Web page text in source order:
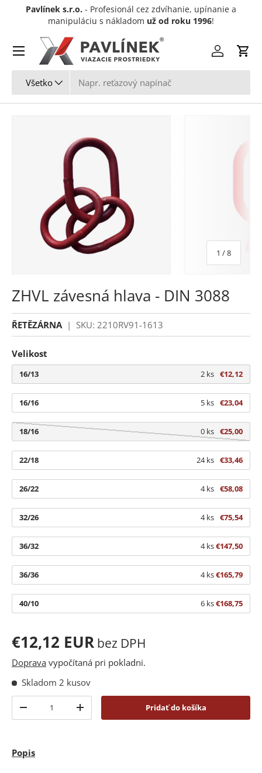
Preskočiť na obsah
Pavlínek s.r.o. - Profesionál cez zdvíhanie, upínanie a
manipuláciu s nákladom už od roku 1996!
Všetko
Prihlásiť sa
Menu
1 /z
8
ZHVL závesná hlava - DIN 3088
ŘETĚZÁRNA | SKU: 2210RV91-1613
Velikost
16/13 2 ks €12,12
16/16 5 ks €23,04
18/16 0 ks €25,00
22/18 24 ks €33,46
26/22 4 ks €58,08
32/26 4 ks €75,54
36/32 4 ks€147,50
36/36 4 ks€165,79
40/10 6 ks€168,75
€12,12 EUR bez DPH
Doprava vypočítaná pri pokladni.
Skladom 2 kusov
-
+ Pridať do košíka
Popis